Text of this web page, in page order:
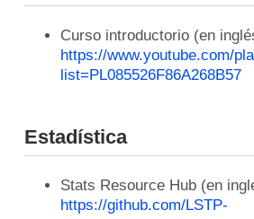
Curso introductorio (en
https://www.youtube.com/
list=PL085526F86A268B57
Estadística
Stats Resource Hub (en
https://github.com/LSTP-